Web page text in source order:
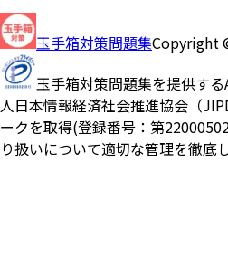
玉手箱対策問題集Copyright
玉手箱対策問題集を提供す
人日本情報経済社会推進協会（
ークを取得(登録番号：第
り扱いについて適切な管理を徹底